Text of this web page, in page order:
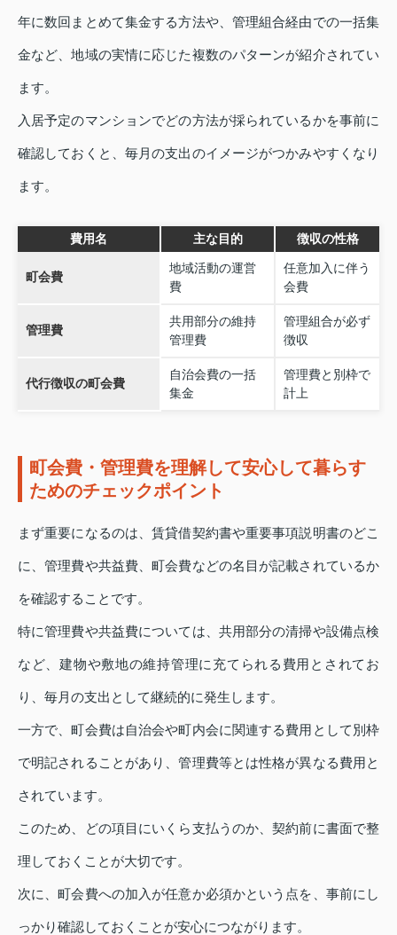
年に数回まとめて集金する方法や、管理組合経由での一括集
金など、地域の実情に応じた複数のパターンが紹介されてい
ます。
入居予定のマンションでどの方法が採られているかを事前に
確認しておくと、毎月の支出のイメージがつかみやすくなり
ます。
費用名 主な目的 徴収の性格
町会費
地域活動の運営
費
任意加入に伴う
会費
管理費
共用部分の維持
管理費
管理組合が必ず
徴収
代行徴収の町会費
自治会費の一括
集金
管理費と別枠で
計上
町会費・管理費を理解して安心して暮らす
ためのチェックポイント
まず重要になるのは、賃貸借契約書や重要事項説明書のどこ
に、管理費や共益費、町会費などの名目が記載されているか
を確認することです。
特に管理費や共益費については、共用部分の清掃や設備点検
など、建物や敷地の維持管理に充てられる費用とされてお
り、毎月の支出として継続的に発生します。
一方で、町会費は自治会や町内会に関連する費用として別枠
で明記されることがあり、管理費等とは性格が異なる費用と
されています。
このため、どの項目にいくら支払うのか、契約前に書面で整
理しておくことが大切です。
次に、町会費への加入が任意か必須かという点を、事前にし
っかり確認しておくことが安心につながります。